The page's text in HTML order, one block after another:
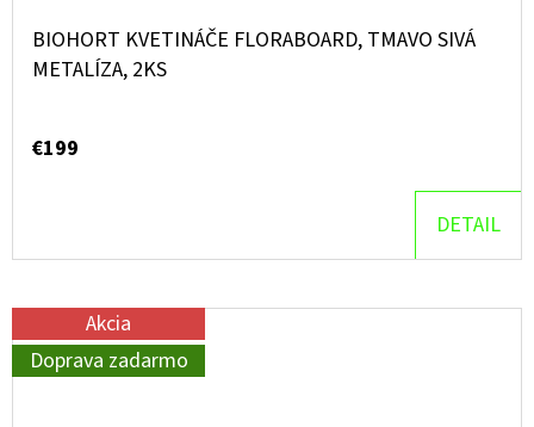
BIOHORT KVETINÁČE FLORABOARD, TMAVO SIVÁ
METALÍZA, 2KS
€199
DETAIL
Akcia
Doprava zadarmo